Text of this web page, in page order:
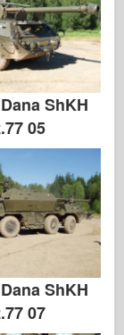
ShKH
05
ShKH
07